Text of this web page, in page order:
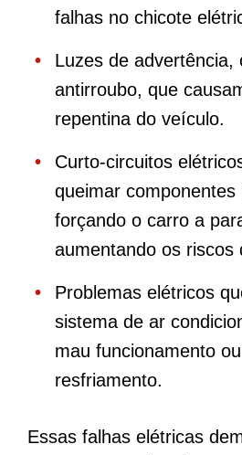
falhas no chicote
Luzes de advertência,
antirroubo, que
repentina do veículo.
Curto-circuitos
queimar componentes
forçando o carro a
aumentando os riscos
Problemas elétricos
sistema de ar
mau funcionamento
resfriamento.
Essas falhas elétricas